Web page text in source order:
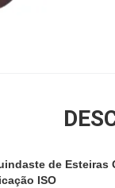
de
ISO